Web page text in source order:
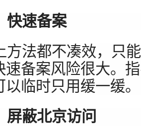
快速备案
方法都不凑效，只
速备案风险很大。
临时只用缓一缓。
屏蔽北京访问